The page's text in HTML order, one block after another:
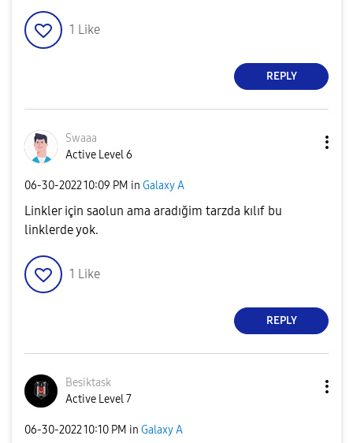
1 Like
REPLY
Swaaa
Active Level 6
‎06-30-202210:09 PM in Galaxy A
Linkler için saolun ama aradığim tarzda kılıf bu
linklerde yok.
1 Like
REPLY
Besiktask
Active Level 7
‎06-30-202210:10 PM in Galaxy A